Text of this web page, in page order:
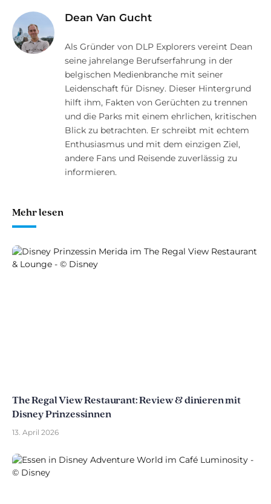
Dean Van Gucht
Als Gründer von DLP Explorers vereint Dean
seine jahrelange Berufserfahrung in der
belgischen Medienbranche mit seiner
Leidenschaft für Disney. Dieser Hintergrund
hilft ihm, Fakten von Gerüchten zu trennen
und die Parks mit einem ehrlichen, kritischen
Blick zu betrachten. Er schreibt mit echtem
Enthusiasmus und mit dem einzigen Ziel,
andere Fans und Reisende zuverlässig zu
informieren.
Mehr lesen
The Regal View Restaurant: Review & dinieren mit
Disney Prinzessinnen
13. April 2026